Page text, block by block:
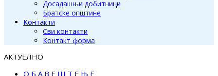
Досадашњи добитници
Братске општине
Контакти
Сви контакти
Контакт форма
АКТУЕЛНО
О Б А В Е Ш Т Е Њ Е